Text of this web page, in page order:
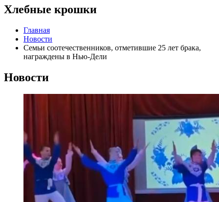
Хлебные крошки
Главная
Новости
Семьи соотечественников, отметившие 25 лет брака,
награждены в Нью-Дели
Новости